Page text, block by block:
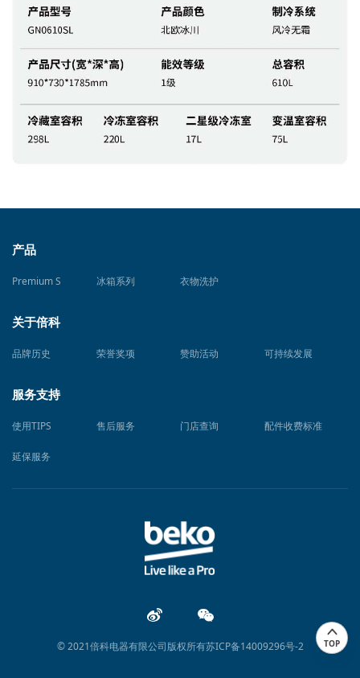
产品
Premium S 冰箱系列 衣物洗护
关于倍科
品牌历史 荣誉奖项 赞助活动 可持续发展
服务支持
使用TIPS 售后服务 门店查询 配件收费标准
延保服务
© 2021倍科电器有限公司版权所有苏ICP备14009296号-2 TOP